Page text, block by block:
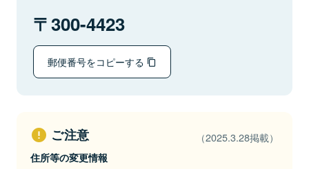
300-4423
郵便番号をコピーする
ご注意 （2025.3.28掲載）
住所等の変更情報